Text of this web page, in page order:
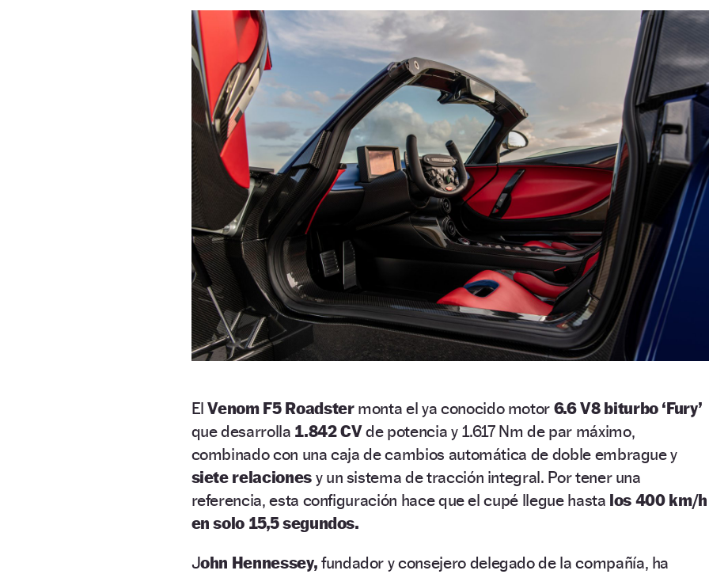
ElVenom F5 Roadstermonta el ya conocido motor 6.6 V8 biturbo ‘Fury’
que desarrolla 1.842 CVde potencia y 1.617 Nm de par máximo,
combinado con una caja de cambios automática de doble embrague y
siete relaciones y un sistema de tracción integral. Por tener una
referencia, esta configuración hace que el cupé llegue hasta los 400 km/h
en solo 15,5 segundos.
John Hennessey, fundador y consejero delegado de la compañía, ha